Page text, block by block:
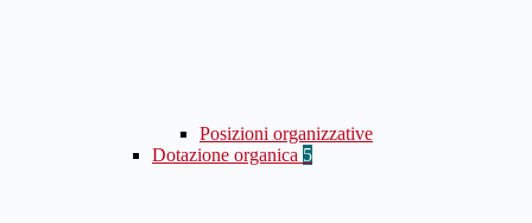
Posizioni organizzative
Dotazione organica 5